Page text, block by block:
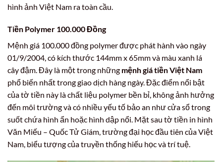
hình ảnh Việt Nam ra toàn cầu.
Tiền Polymer 100.000 Đồng
Mệnh giá 100.000 đồng polymer được phát hành vào ngày
01/9/2004, có kích thước 144mm x 65mm và màu xanh lá
cây đậm. Đây là một trong những mệnh giá tiền Việt Nam
phổ biến nhất trong giao dịch hàng ngày. Đặc điểm nổi bật
của tờ tiền này là chất liệu polymer bền bỉ, không ảnh hưởng
đến môi trường và có nhiều yếu tố bảo an như cửa sổ trong
suốt chứa hình ẩn hoặc hình dập nổi. Mặt sau tờ tiền in hình
Văn Miếu – Quốc Tử Giám, trường đại học đầu tiên của Việt
Nam, biểu tượng của truyền thống hiếu học và trí tuệ.